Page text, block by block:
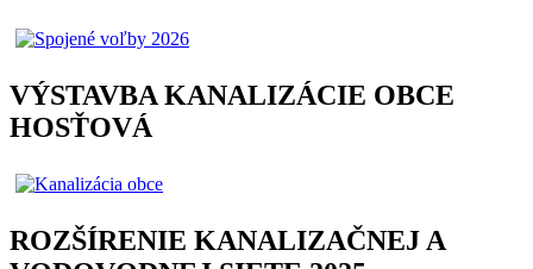
VÝSTAVBA KANALIZÁCIE OBCE
HOSŤOVÁ
ROZŠÍRENIE KANALIZAČNEJ A